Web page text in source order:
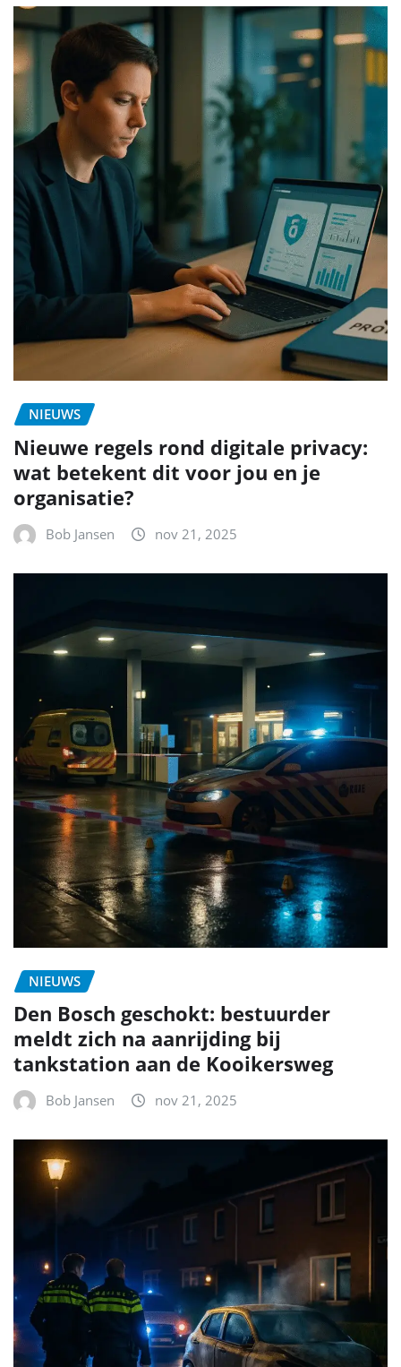
NIEUWS
Nieuwe regels rond digitale privacy:
wat betekent dit voor jou en je
organisatie?
Bob Jansen nov 21, 2025
NIEUWS
Den Bosch geschokt: bestuurder
meldt zich na aanrijding bij
tankstation aan de Kooikersweg
Bob Jansen nov 21, 2025